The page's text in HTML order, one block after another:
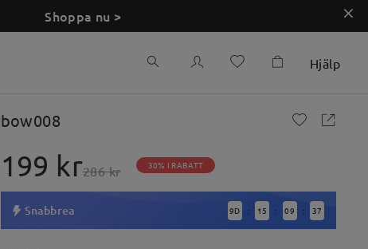
Shoppa nu >
Hjälp
bow008
199 kr286 kr 30% I RABATT
Snabbrea 9D : 15 : 09 : 36